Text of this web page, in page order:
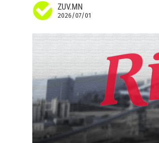
ZUV.MN
2026/07/01